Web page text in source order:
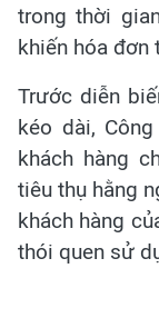
trong thời
khiến hóa đơn
Trước diễn
kéo dài,
khách hàng
tiêu thụ hằng
khách hàng
thói quen sử